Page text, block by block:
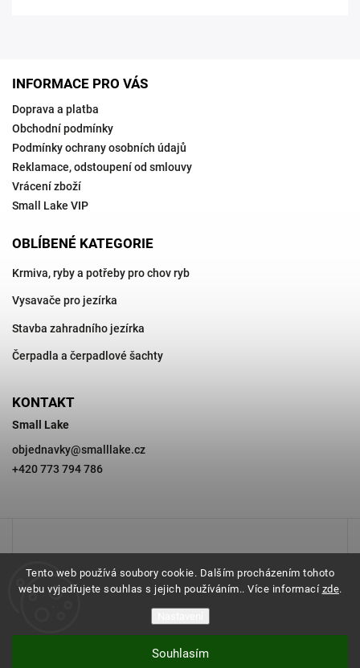
Tento web používá soubory cookie. Dalším procházením tohoto
webu vyjadřujete souhlas s jejich používáním.. Více informací zde.
Souhlasím
INFORMACE PRO VÁS
Doprava a platba
Obchodní podmínky
Podmínky ochrany osobních údajů
Reklamace, odstoupení od smlouvy
Vrácení zboží
Small Lake VIP
OBLÍBENÉ KATEGORIE
Krmiva, ryby a potřeby pro chov ryb
Vysavače pro jezírka
Stavba zahradního jezírka
Čerpadla a čerpadlové šachty
KONTAKT
Small Lake
objednavky@smalllake.cz
+420 773 794 786